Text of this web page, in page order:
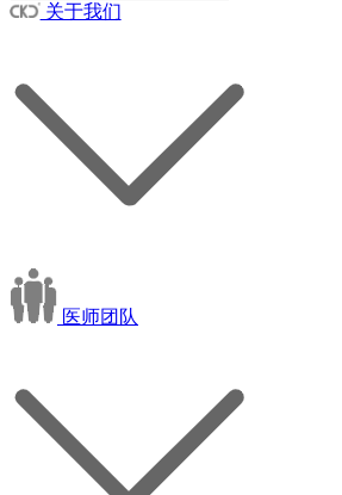
关于我们
医师团队